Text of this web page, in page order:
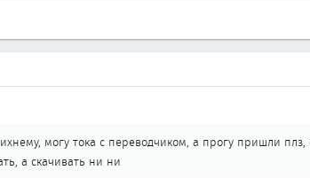
могу тока с переводчиком, а прогу пришли плз,
а скачивать ни ни